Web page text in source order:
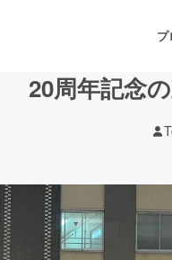
音楽
20周年記念